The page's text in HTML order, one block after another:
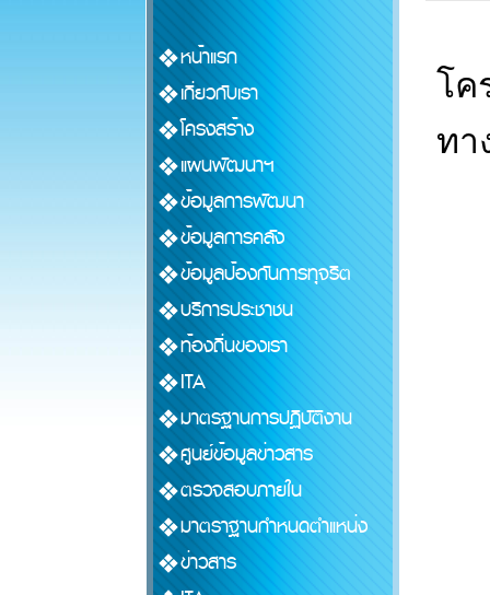
หน้าแรก
เกี่ยวกับเรา
โครงสร้าง
แผนพัฒนาฯ
ข้อมูลการพัฒนา
ข้อมูลการคลัง
ข้อมูลป้องกันการทุจริต
บริการประชาชน
ท้องถิ่นของเรา
ITA
มาตรฐานการปฏิบัติงาน
ศูนย์ข้อมูลข่าวสาร
ตรวจสอบภายใน
มาตราฐานกำหนดตำแหน่ง
ข่าวสาร
โค
ทา